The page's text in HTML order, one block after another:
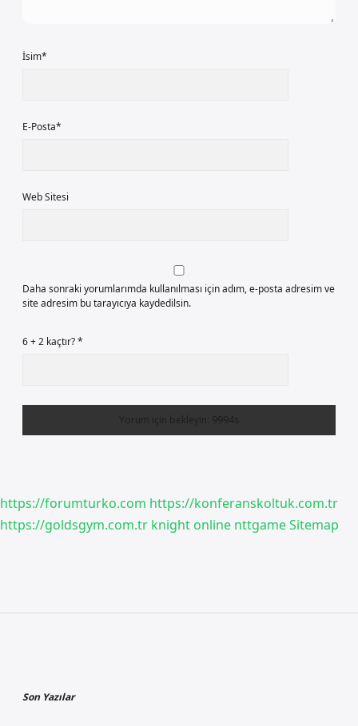
İsim*
E-Posta*
Web Sitesi
Daha sonraki yorumlarımda kullanılması için adım, e-posta adresim ve
site adresim bu tarayıcıya kaydedilsin.
6 + 2 kaçtır?*
https://forumturko.com https://konferanskoltuk.com.tr
https://goldsgym.com.tr knight online nttgameSitemap
Son Yazılar